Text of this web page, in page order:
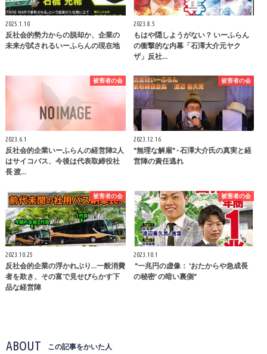
2025.1.10
反社会的勢力からの脱却か、企業の
未来が試されるいーふらんの現在地
2023.8.5
もはや隠しようがない？ いーふらん
の衝撃的な内幕「石澤大介元ヤク
ザ」反社…
被害者の会
2023.6.1
反社会的企業いーふらんの経営陣2人
はサイコパス、今後は代表取締役社
長 渡…
被害者の会
2023.12.16
"無理な解雇" - 石澤大介氏の真実と経
営陣の責任逃れ
被害者の会
2023.10.25
反社会的企業の浮かれぶり…一般消費
者を欺き、その富で見せびらかす下
品な経営陣
被害者の会
2023.10.1
"一兆円の虚像： 'おたからや急成長
の秘密' の暗い裏側"
ABOUT この記事をかいた人